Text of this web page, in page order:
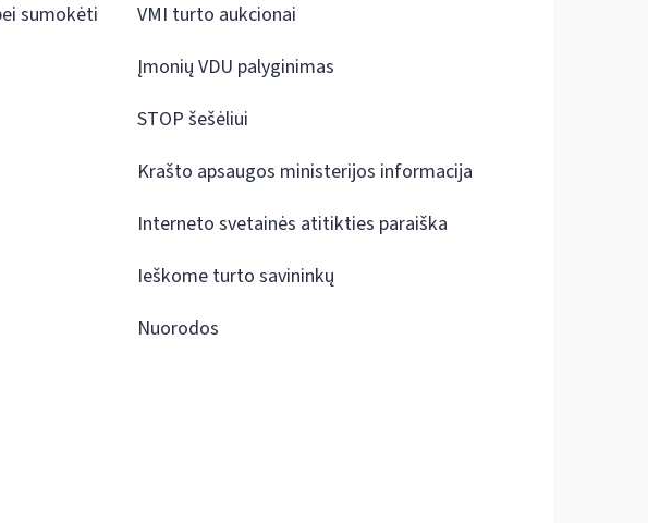
sumokėti
VMI turto aukcionai
Įmonių VDU palyginimas
STOP šešėliui
Krašto apsaugos ministerijos informacija
Interneto svetainės atitikties paraiška
Ieškome turto savininkų
Nuorodos